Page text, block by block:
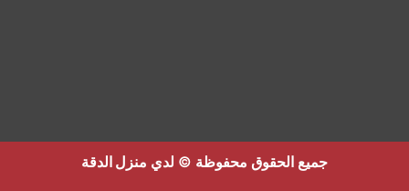
جميع الحقوق محفوظة © لدي منزل الدقة